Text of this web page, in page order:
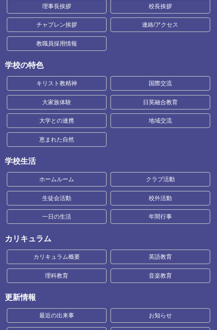
理事長挨拶 校長挨拶
チャプレン挨拶 連絡/アクセス
教職員採用情報
学校の特色
キリスト教精神 国際交流
大家族体験 日英融合教育
大学との連携 地域交流
恵まれた自然
学校生活
ホームルーム クラブ活動
生徒会活動 校外活動
一日の生活 年間行事
カリキュラム
カリキュラム概要 英語教育
理科教育 音楽教育
更新情報
最近の出来事 お知らせ